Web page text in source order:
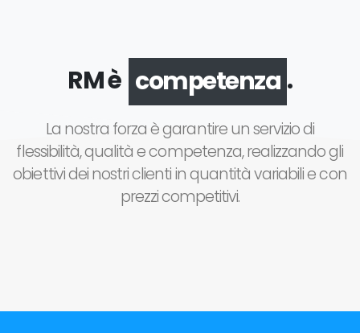
RM è competenza .
La nostra forza è garantire un servizio di
flessibilità, qualità e competenza, realizzando gli
obiettivi dei nostri clienti in quantità variabili e con
prezzi competitivi.